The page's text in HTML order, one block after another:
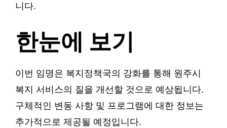
니다.
한눈에 보기
이번 임명은 복지정책국의 강화를 통해 원주시
복지 서비스의 질을 개선할 것으로 예상됩니다.
구체적인 변동 사항 및 프로그램에 대한 정보는
추가적으로 제공될 예정입니다.